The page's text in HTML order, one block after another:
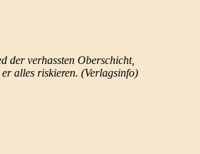
der verhassten Oberschicht,
alles riskieren. (Verlagsinfo)